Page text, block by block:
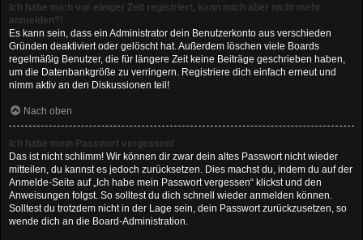
Ich habe mich vor einiger Zeit registriert, kann mich aber nicht mehr
anmelden?!
Es kann sein, dass ein Administrator dein Benutzerkonto aus verschieden
Gründen deaktiviert oder gelöscht hat. Außerdem löschen viele Boards
regelmäßig Benutzer, die für längere Zeit keine Beiträge geschrieben haben,
um die Datenbankgröße zu verringern. Registriere dich einfach erneut und
nimm aktiv an den Diskussionen teil!
Nach oben
Ich habe mein Passwort vergessen!
Das ist nicht schlimm! Wir können dir zwar dein altes Passwort nicht wieder
mitteilen, du kannst es jedoch zurücksetzen. Dies machst du, indem du auf der
Anmelde-Seite auf „Ich habe mein Passwort vergessen“ klickst und den
Anweisungen folgst. So solltest du dich schnell wieder anmelden können.
Solltest du trotzdem nicht in der Lage sein, dein Passwort zurückzusetzen, so
wende dich an die Board-Administration.